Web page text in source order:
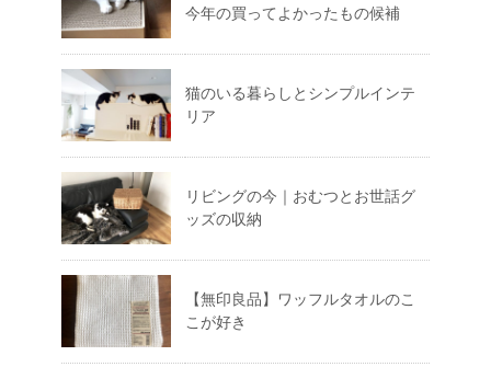
今年の買ってよかったもの候補
猫のいる暮らしとシンプルインテ
リア
リビングの今｜おむつとお世話グ
ッズの収納
【無印良品】ワッフルタオルのこ
こが好き